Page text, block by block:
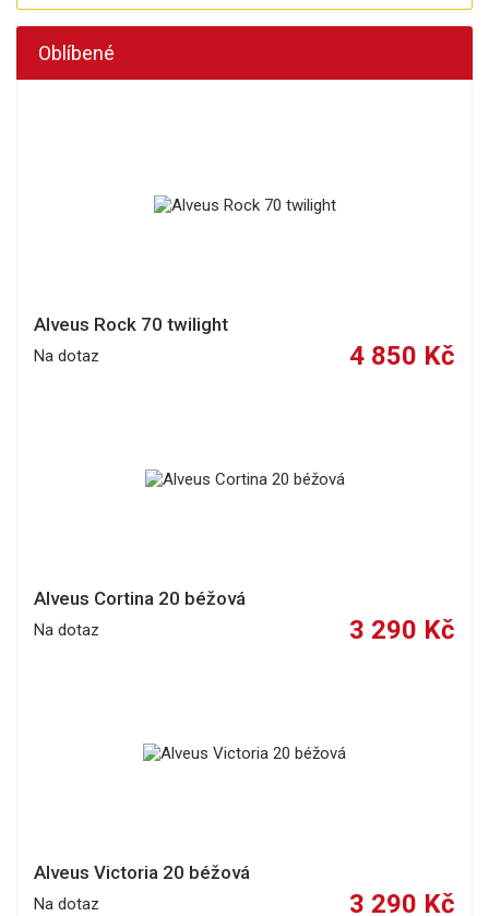
Oblíbené
Alveus Rock 70 twilight
Na dotaz 4 850 Kč
Alveus Cortina 20 béžová
Na dotaz 3 290 Kč
Alveus Victoria 20 béžová
Na dotaz 3 290 Kč